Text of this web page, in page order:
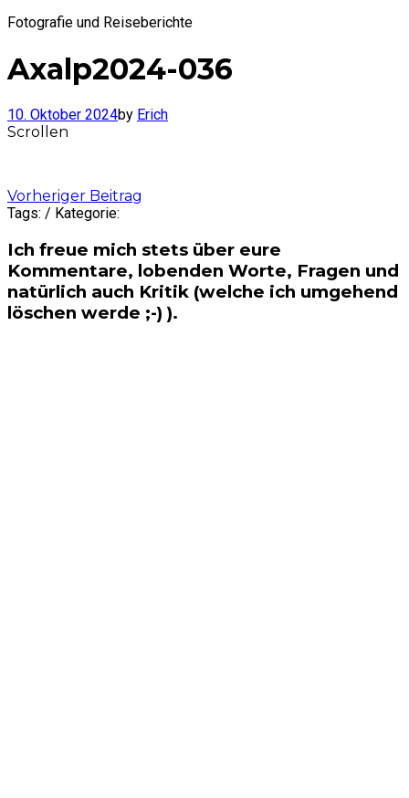
Fotografie und Reiseberichte
Axalp2024-036
10. Oktober 2024by Erich
Scrollen
Post
navigation
Vorheriger Beitrag
Tags: / Kategorie:
Ich freue mich stets über eure
Kommentare, lobenden Worte, Fragen und
natürlich auch Kritik (welche ich umgehend
löschen werde ;-) ).